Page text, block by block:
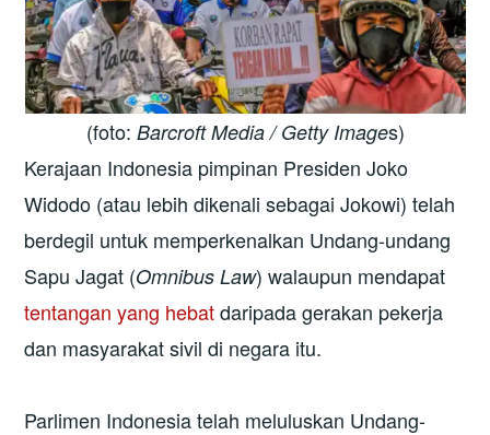
(foto: Barcroft Media / Getty Images)
Kerajaan Indonesia pimpinan Presiden Joko
Widodo (atau lebih dikenali sebagai Jokowi) telah
berdegil untuk memperkenalkan Undang-undang
Sapu Jagat (Omnibus Law) walaupun mendapat
tentangan yang hebatdaripada gerakan pekerja
dan masyarakat sivil di negara itu.
Parlimen Indonesia telah meluluskan Undang-